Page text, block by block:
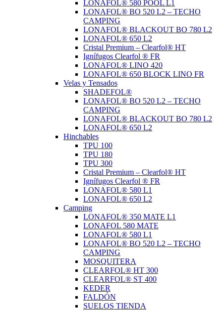
LONAFOL® 580 POOL L1
LONAFOL® BO 520 L2 – TECHO
CAMPING
LONAFOL® BLACKOUT BO 780 L2
LONAFOL® 650 L2
Cristal Premium – Clearfol® HT
Ignífugos Clearfol ® FR
LONAFOL® LINO 420
LONAFOL® 650 BLOCK LINO FR
Velas y Tensados
SHADEFOL®
LONAFOL® BO 520 L2 – TECHO
CAMPING
LONAFOL® BLACKOUT BO 780 L2
LONAFOL® 650 L2
Hinchables
TPU 100
TPU 180
TPU 300
Cristal Premium – Clearfol® HT
Ignífugos Clearfol ® FR
LONAFOL® 580 L1
LONAFOL® 650 L2
Camping
LONAFOL® 350 MATE L1
LONAFOL 580 MATE
LONAFOL® 580 L1
LONAFOL® BO 520 L2 – TECHO
CAMPING
MOSQUITERA
CLEARFOL® HT 300
CLEARFOL® ST 400
KEDER
FALDÓN
SUELOS TIENDA